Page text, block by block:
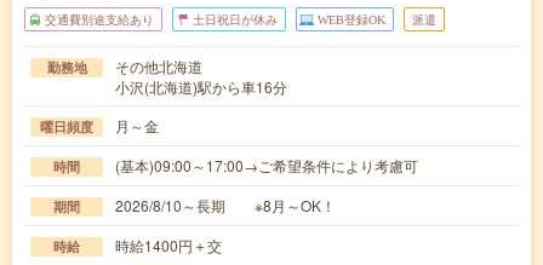
交通費別途支給あり 土日祝日が休み WEB登録OK 派遣
勤務地
その他北海道
小沢(北海道)駅から車16分
曜日頻度 月～金
時間 (基本)09:00～17:00→ご希望条件により考慮可
期間 2026/8/10～長期 ※8月～OK！
時給 時給1400円＋交